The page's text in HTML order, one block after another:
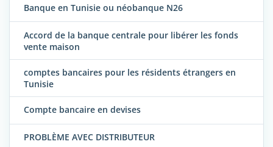
Banque en Tunisie ou néobanque N26
Accord de la banque centrale pour libérer les fonds
vente maison
comptes bancaires pour les résidents étrangers en
Tunisie
Compte bancaire en devises
PROBLÈME AVEC DISTRIBUTEUR